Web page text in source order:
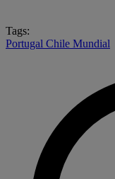
Tags:
Portugal Chile Mundial